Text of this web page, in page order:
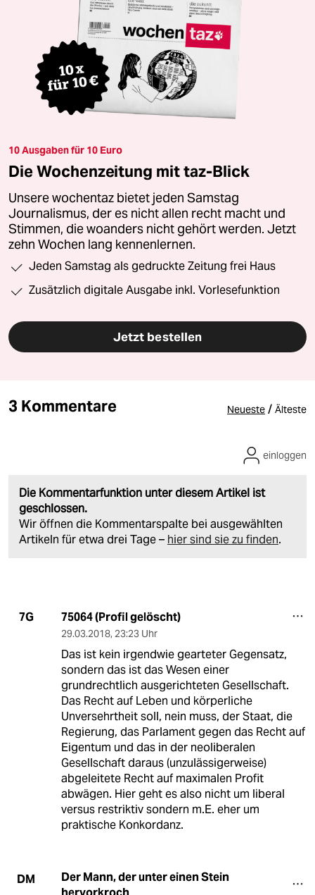
10 Ausgaben für 10 Euro
Die Wochenzeitung mit taz-Blick
Unsere wochentaz bietet jeden Samstag
Journalismus, der es nicht allen recht macht und
Stimmen, die woanders nicht gehört werden. Jetzt
zehn Wochen lang kennenlernen.
Jeden Samstag als gedruckte Zeitung frei Haus
Zusätzlich digitale Ausgabe inkl. Vorlesefunktion
Jetzt bestellen
3 Kommentare Neueste / Älteste
Die Kommentarfunktion unter diesem Artikel ist
geschlossen.
Wir öffnen die Kommentarspalte bei ausgewählten
Artikeln für etwa drei Tage – hier sind sie zu finden.
einloggen
7G 75064 (Profil gelöscht)
29.03.2018, 23:23 Uhr
Das ist kein irgendwie gearteter Gegensatz,
sondern das ist das Wesen einer
grundrechtlich ausgerichteten Gesellschaft.
Das Recht auf Leben und körperliche
Unversehrtheit soll, nein muss, der Staat, die
Regierung, das Parlament gegen das Recht auf
Eigentum und das in der neoliberalen
Gesellschaft daraus (unzulässigerweise)
abgeleitete Recht auf maximalen Profit
abwägen. Hier geht es also nicht um liberal
versus restriktiv sondern m.E. eher um
praktische Konkordanz.
DM
Der Mann, der unter einen Stein